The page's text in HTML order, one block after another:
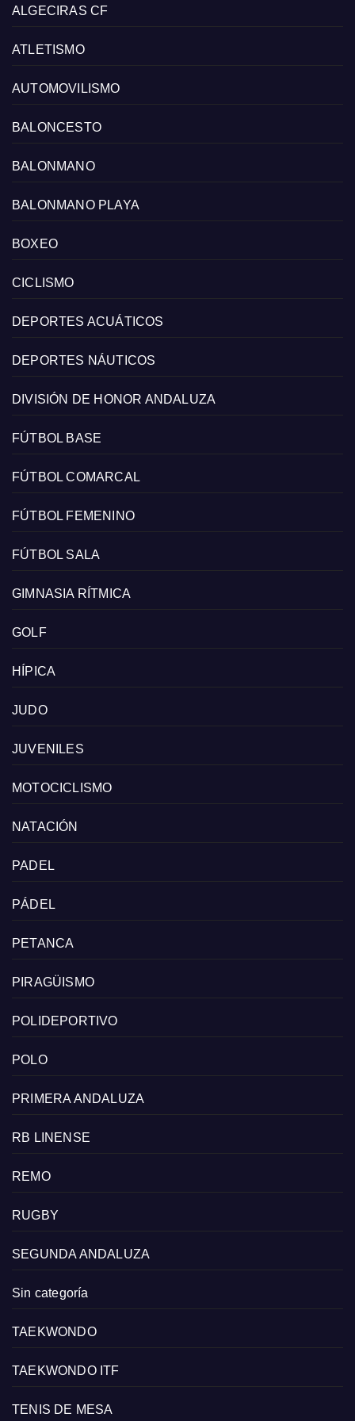
ALGECIRAS CF
ATLETISMO
AUTOMOVILISMO
BALONCESTO
BALONMANO
BALONMANO PLAYA
BOXEO
CICLISMO
DEPORTES ACUÁTICOS
DEPORTES NÁUTICOS
DIVISIÓN DE HONOR ANDALUZA
FÚTBOL BASE
FÚTBOL COMARCAL
FÚTBOL FEMENINO
FÚTBOL SALA
GIMNASIA RÍTMICA
GOLF
HÍPICA
JUDO
JUVENILES
MOTOCICLISMO
NATACIÓN
PADEL
PÁDEL
PETANCA
PIRAGÜISMO
POLIDEPORTIVO
POLO
PRIMERA ANDALUZA
RB LINENSE
REMO
RUGBY
SEGUNDA ANDALUZA
Sin categoría
TAEKWONDO
TAEKWONDO ITF
TENIS DE MESA